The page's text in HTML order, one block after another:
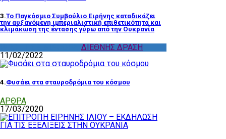
3.Το Παγκόσμιο Συμβούλιο Ειρήνης καταδικάζει
την αυξανόμενη ιμπεριαλιστική επιθετικότητα και
κλιμάκωση της έντασης γύρω από την Ουκρανία
ΔΙΕΘΝΗΣ ΔΡΑΣΗ
11/02/2022
4.Φυσάει στα σταυροδρόμια του κόσμου
ΑΡΘΡΑ
17/03/2020